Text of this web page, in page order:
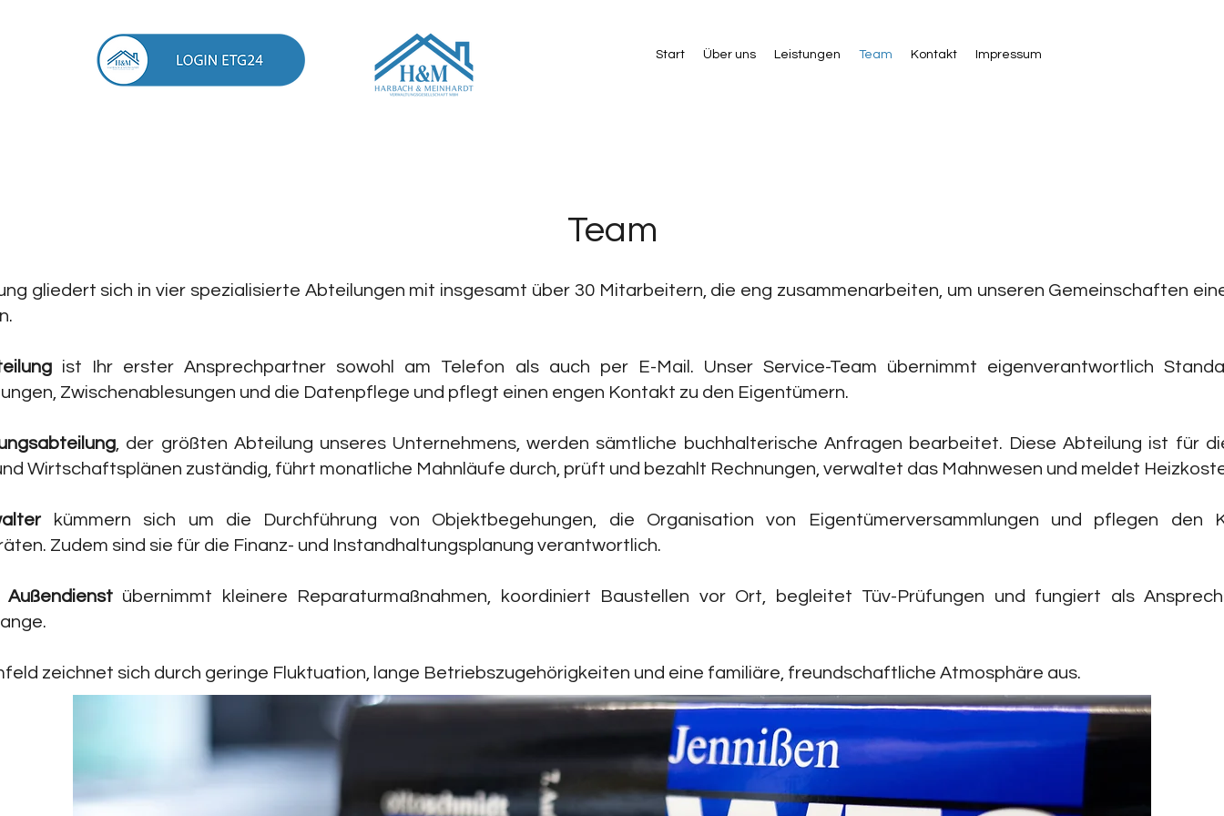
Start Über uns Leistungen Team Kontakt Impressum
Team
gliedert sich in vier spezialisierte Abteilungen mit insgesamt über 30 Mitarbeitern, die eng zusammenarbeiten, um unseren Gemeinschaften
ist Ihr erster Ansprechpartner sowohl am Telefon als auch per E-Mail. Unser Service-Team übernimmt eigenverantwortlich
Zwischenablesungen und die Datenpflege und pflegt einen engen Kontakt zu den Eigentümern.
, der größten Abteilung unseres Unternehmens, werden sämtliche buchhalterische Anfragen bearbeitet. Diese Abteilung ist für
Wirtschaftsplänen zuständig, führt monatliche Mahnläufe durch, prüft und bezahlt Rechnungen, verwaltet das Mahnwesen und meldet
kümmern sich um die Durchführung von Objektbegehungen, die Organisation von Eigentümerversammlungen und pflegen den
Zudem sind sie für die Finanz- und Instandhaltungsplanung verantwortlich.
übernimmt kleinere Reparaturmaßnahmen, koordiniert Baustellen vor Ort, begleitet Tüv-Prüfungen und fungiert als
zeichnet sich durch geringe Fluktuation, lange Betriebszugehörigkeiten und eine familiäre, freundschaftliche Atmosphäre aus.